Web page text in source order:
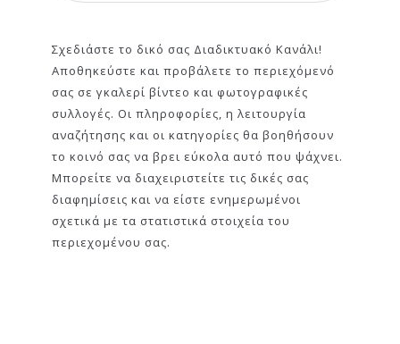
Σχεδιάστε το δικό σας Διαδικτυακό Κανάλι!
Αποθηκεύστε και προβάλετε το περιεχόμενό
σας σε γκαλερί βίντεο και φωτογραφικές
συλλογές. Οι πληροφορίες, η λειτουργία
αναζήτησης και οι κατηγορίες θα βοηθήσουν
το κοινό σας να βρει εύκολα αυτό που ψάχνει.
Μπορείτε να διαχειριστείτε τις δικές σας
διαφημίσεις και να είστε ενημερωμένοι
σχετικά με τα στατιστικά στοιχεία του
περιεχομένου σας.